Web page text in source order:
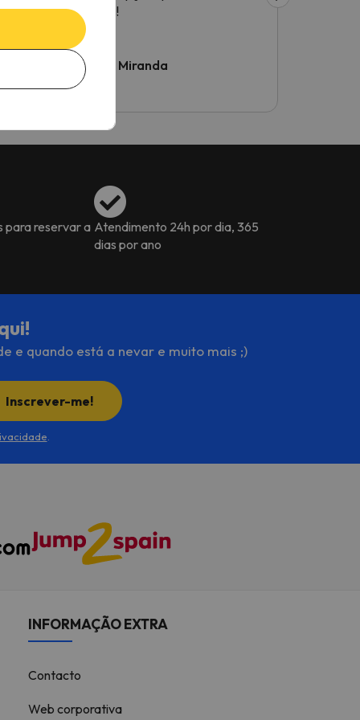
gostos!
Ruben Miranda
para reservar a Atendimento 24h por dia, 365
dias por ano
e quando está a nevar e muito mais ;)
Inscrever-me!
INFORMAÇÃO EXTRA
Contacto
Web corporativa